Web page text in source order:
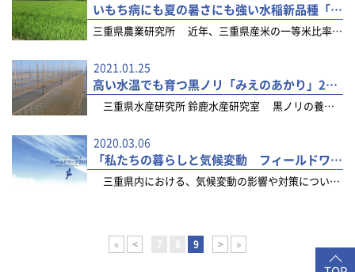
いもち病にも夏の暑さにも強い水稲新品種「なついろ」の開発
三重県農業研究所 近年、三重県産米の一等米比率は、全国平均に比べて低く推移しています。 その原因のひ...
2021.01.25
高い水温でも育つ黒ノリ「みえのあかり」2019~2021
三重県水産研究所 鈴鹿水産研究室 黒ノリの養殖にとって最も重要な要素のひとつは、養殖を開始する時の...
2020.03.06
「私たちの暮らしと気候変動 フィールドワーク2019」を公開しました。
三重県内における、気候変動の影響や対策について、県内の研究所、行政機関、学校、個人にインタビューを行...
« < 9 > »